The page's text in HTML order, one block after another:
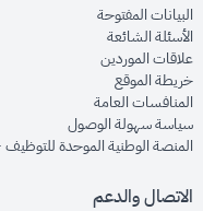
البيانات المفتوحةnew window
الأسئلة الشائعةin new window
علاقات الموردينin new window
خريطة الموقعin new window
المنافسات العامةnew window
سياسة سهولة الوصولwindow
المنصة الوطنية الموحدة
الاتصال والدعم